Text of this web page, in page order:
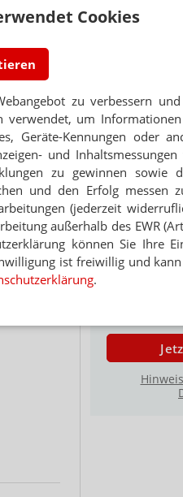
Cookies
zu verbessern
verwendet, um
Geräte-Kennungen oder
und
zu gewinnen sowie
und den Erfolg messen
(jederzeit
außerhalb des EWR
können Sie Ihre
ist freiwillig und
.
Arzneimittel zur
werden von den
Mehr»